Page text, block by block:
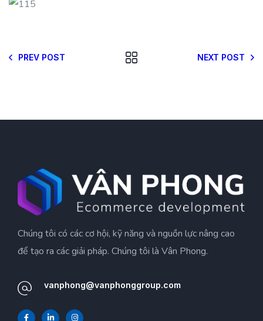
PREV POST NEXT POST
Chúng tôi có các cơ hội, kỹ năng và nguồn lực nâng cao
để tạo ra các giải pháp. Chúng tôi là Vân Phong.
vanphong@vanphonggroup.com